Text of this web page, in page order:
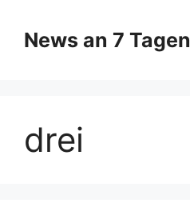
Inhalt
springen
News an 7 Tagen
drei